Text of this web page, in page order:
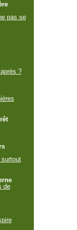
pas se
?
de